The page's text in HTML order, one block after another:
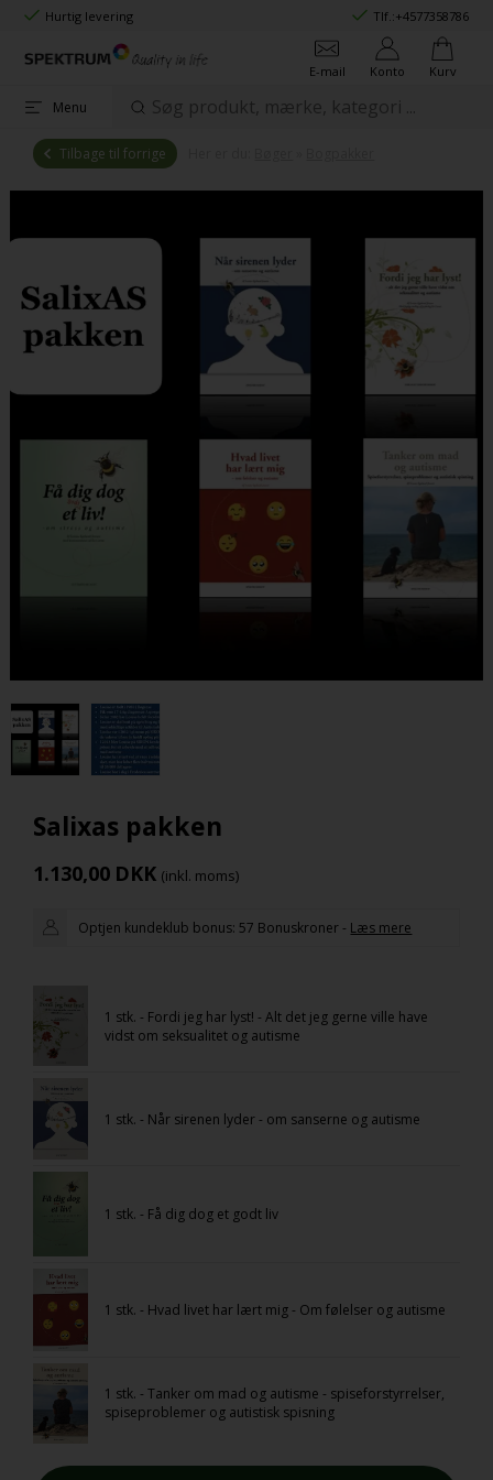
Hurtig levering Tlf.:+4577358786
E-mail Konto Kurv
Menu
Tilbage til forrige
Salixas pakken
1.130,00 DKK (inkl. moms)
Optjen kundeklub bonus: 57 Bonuskroner - Læs mere
1 stk. - Fordi jeg har lyst! - Alt det jeg gerne ville have
vidst om seksualitet og autisme
1 stk. - Når sirenen lyder - om sanserne og autisme
1 stk. - Få dig dog et godt liv
1 stk. - Hvad livet har lært mig - Om følelser og autisme
1 stk. - Tanker om mad og autisme - spiseforstyrrelser,
spiseproblemer og autistisk spisning